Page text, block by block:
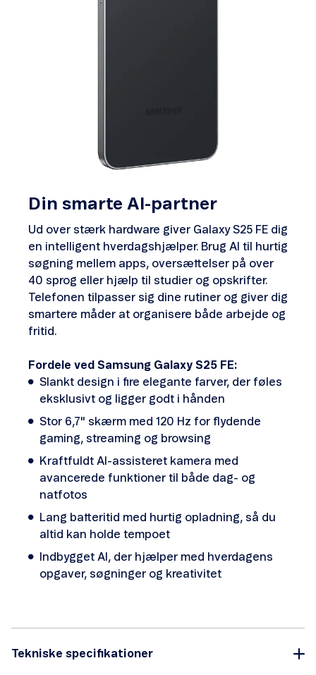
Din smarte AI-partner
Ud over stærk hardware giver Galaxy S25 FE dig
en intelligent hverdagshjælper. Brug AI til hurtig
søgning mellem apps, oversættelser på over
40 sprog eller hjælp til studier og opskrifter.
Telefonen tilpasser sig dine rutiner og giver dig
smartere måder at organisere både arbejde og
fritid.
Fordele ved Samsung Galaxy S25 FE:
Slankt design i fire elegante farver, der føles
eksklusivt og ligger godt i hånden
Stor 6,7" skærm med 120 Hz for flydende
gaming, streaming og browsing
Kraftfuldt AI-assisteret kamera med
avancerede funktioner til både dag- og
natfotos
Lang batteritid med hurtig opladning, så du
altid kan holde tempoet
Indbygget AI, der hjælper med hverdagens
opgaver, søgninger og kreativitet
Tekniske specifikationer